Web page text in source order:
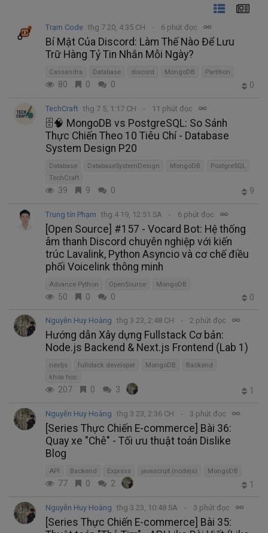
Trạm Code thg 7 20, 4:35 CH 6 phút đọc
Bí Mật Của Discord: Làm Thế Nào Để Lưu
Trữ Hàng Tỷ Tin Nhắn Mỗi Ngày?
Cassandra Database discord MongoDB Partition
80 0 0 0
TechCraft thg 7 5, 1:17 CH 11 phút đọc
🗄️🧠 MongoDB vs PostgreSQL: So Sánh
Thực Chiến Theo 10 Tiêu Chí - Database
System Design P20
Database DatabaseSystemDesign MongoDB
PostgreSQL
TechCraft
39 9 0 9
Trung tín Phạm thg 4 19, 12:51 SA 6 phút đọc
[Open Source] #157 - Vocard Bot: Hệ thống
âm thanh Discord chuyên nghiệp với kiến
trúc Lavalink, Python Asyncio và cơ chế điều
phối Voicelink thông minh
Advance Python OpenSource MongoDB
50 0 0 0
Nguyễn Huy Hoàng thg 3 23, 2:48 CH 2 phút đọc
Hướng dẫn Xây dựng Fullstack Cơ bản:
Node.js Backend & Next.js Frontend (Lab 1)
nextjs fullstack developer MongoDB
Backend
khóa học
207 0 3 1
Nguyễn Huy Hoàng thg 3 23, 2:36 CH 3 phút đọc
[Series Thực Chiến E-commerce] Bài 36:
Quay xe "Chê" - Tối ưu thuật toán Dislike
Blog
API Backend Express javascript (nodejs) MongoDB
77 0 2 1
Nguyễn Huy Hoàng thg 3 23, 10:48 SA 3 phút đọc
[Series Thực Chiến E-commerce] Bài 35: